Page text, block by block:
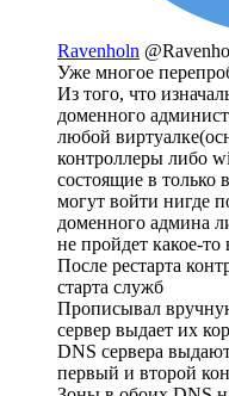
Ravenholn
Уже многое
Из того, что
доменного
любой
контроллеры либо
состоящие в только
могут войти нигде
доменного админа
не пройдет какое-то
После рестарта
старта служб
Прописывал
сервер выдает их
DNS сервера
первый и второй